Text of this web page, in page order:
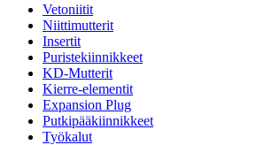
Vetoniitit
Niittimutterit
Insertit
Puristekiinnikkeet
KD-Mutterit
Kierre-elementit
Expansion Plug
Putkipääkiinnikkeet
Työkalut